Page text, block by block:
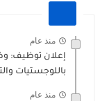
منذ عام
إعلان توظيف:
باللوجستيات
منذ عام